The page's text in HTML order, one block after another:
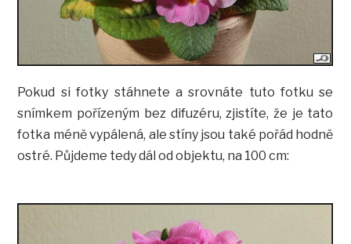
Pokud si fotky stáhnete a srovnáte tuto fotku se
snímkem pořízeným bez difuzéru, zjistíte, že je tato
fotka méně vypálená, ale stíny jsou také pořád hodně
ostré. Půjdeme tedy dál od objektu, na 100 cm: